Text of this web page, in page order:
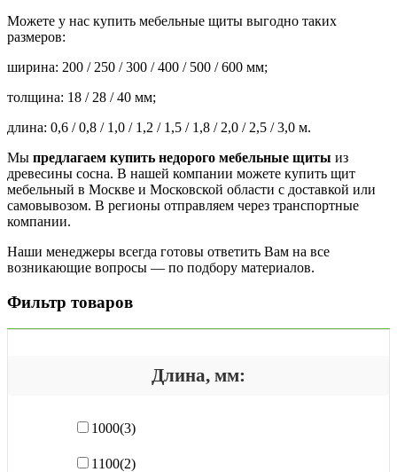
Можете у нас купить мебельные щиты выгодно таких
размеров:
ширина: 200 / 250 / 300 / 400 / 500 / 600 мм;
толщина: 18 / 28 / 40 мм;
длина: 0,6 / 0,8 / 1,0 / 1,2 / 1,5 / 1,8 / 2,0 / 2,5 / 3,0 м.
Мы предлагаем купить недорого мебельные щиты из
древесины сосна. В нашей компании можете купить щит
мебельный в Москве и Московской области с доставкой или
самовывозом. В регионы отправляем через транспортные
компании.
Наши менеджеры всегда готовы ответить Вам на все
возникающие вопросы — по подбору материалов.
Фильтр товаров
Длина, мм:
1000(3)
1100(2)